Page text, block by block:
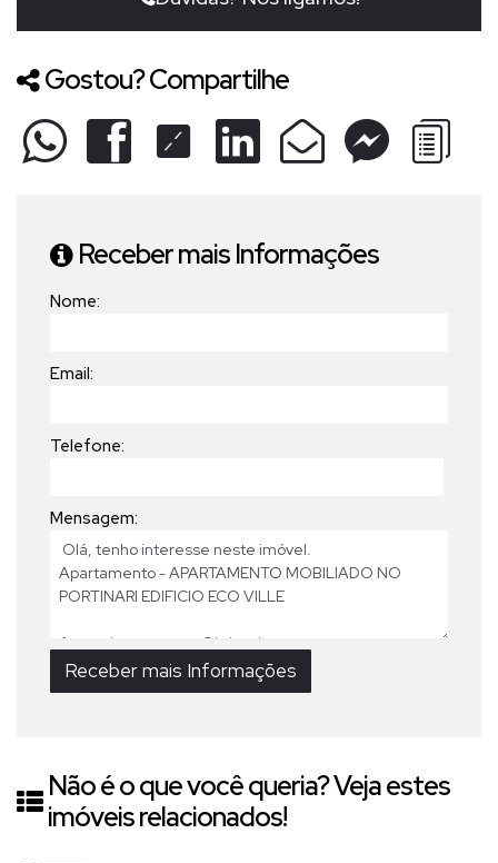
Gostou? Compartilhe
Receber mais Informações
Nome:
Email:
Telefone:
Mensagem:
Não é o que você queria? Veja estes
imóveis relacionados!